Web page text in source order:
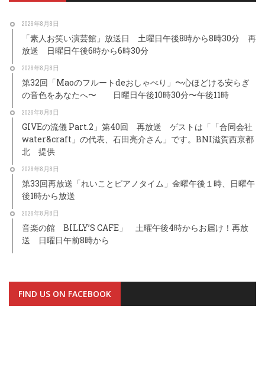
2026年8月8日
「素人お笑い演芸館」放送日 土曜日午後8時から8時30分 再
放送 日曜日午後6時から6時30分
2026年8月8日
第32回「Maoのフルートdeおしゃべり」〜心ほどける安らぎ
の音色をあなたへ〜 日曜日午後10時30分〜午後11時
2026年8月8日
GIVEの流儀 Part.2」第40回 再放送 ゲストは「「合同会社
water&craft」の代表、石田亮介さん」です。BNI滋賀西京都
北 提供
2026年8月8日
第33回再放送「れいことピアノタイム」金曜午後１時、日曜午
後1時から放送
2026年8月8日
音楽の館 BILLY’S CAFE」 土曜午後4時からお届け！再放
送 日曜日午前8時から
FIND US ON FACEBOOK